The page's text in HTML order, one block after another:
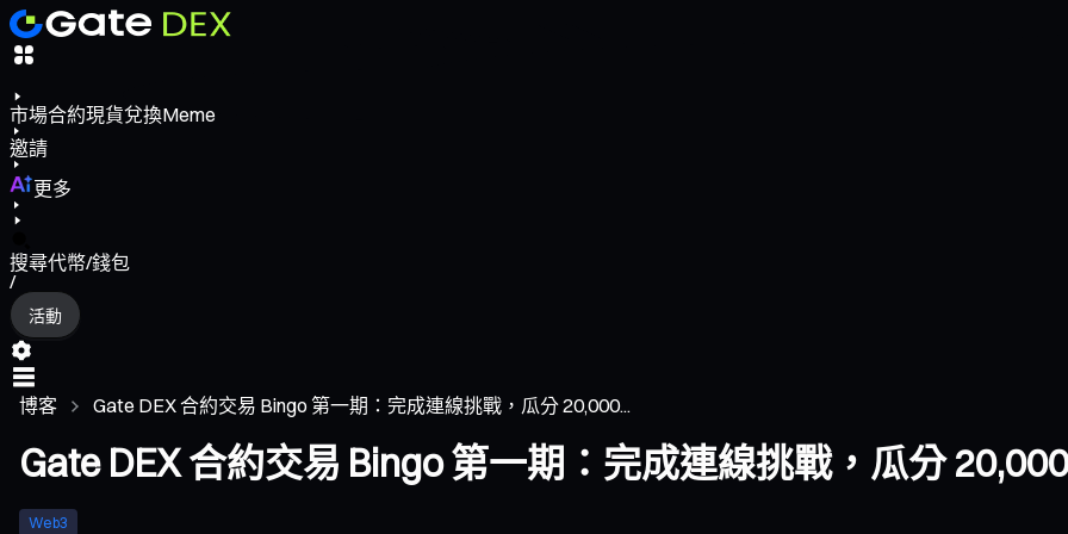
市場合約現貨兌換Meme
邀請
更多
搜尋代幣/錢包
/
活動
博客 Gate DEX 合約交易 Bingo 第一期：完成連線挑戰，瓜分 20,000...
Gate DEX 合約交易 Bingo 第一期：完成連線挑戰，瓜分
Web3